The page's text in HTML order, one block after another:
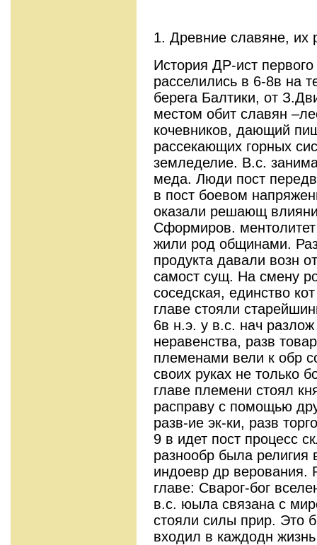
1. Древние славяне, их
История ДР-ист
расселились в 6-8в на
берега Балтики, от
местом обит славян
кочевников, дающий
рассекающих горных
земледелие. В.с.
меда. Люди пост
в пост боевом
оказали решающ
Сформиров.
жили род общинами.
продукта давали возн
самост сущ. На смену
соседская, единство
главе стояли
6в н.э. у в.с. нач
неравенства, разв
племенами вели к обр
своих руках не только
главе племени стоял
расправу с помощью
разв-ие эк-ки, разв
9 в идет пост процесс
разнообр была религия
индоевр др верования.
главе: Сварог-бог
в.с. юыла связана с
стояли силы прир. Это
входил в каждодн